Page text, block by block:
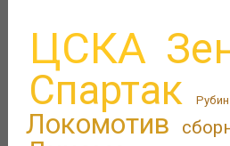
ЦСКА
Спартак Рубин
Локомотив